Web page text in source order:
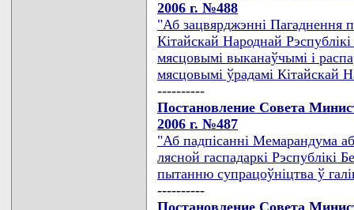
2006 г. №488
"Аб зацвярджэннi Пагаднення
Кiтайскай Народнай
мясцовымi выканаўчымi i
мясцовымi ўрадамi Кiтайскай
----------
Постановление Совета
2006 г. №487
"Аб падпiсаннi Мемарандума
лясной гаспадаркi Рэспублiкi
пытанню супрацоўнiцтва ў
----------
Постановление Совета